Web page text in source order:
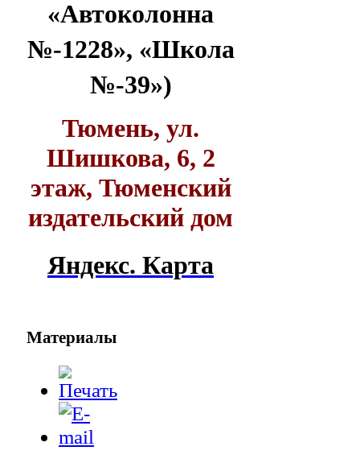
«Автоколонна
№-1228», «Школа
№-39»)
Тюмень, ул.
Шишкова, 6, 2
этаж, Тюменский
издательский дом
Яндекс. Карта
Материалы